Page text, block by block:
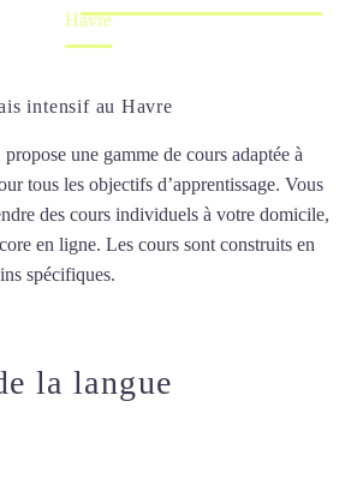
Havre
intensif au Havre
propose une gamme de cours adaptée à
tous les objectifs d’apprentissage. Vous
des cours individuels à votre domicile,
en ligne. Les cours sont construits en
spécifiques.
la langue